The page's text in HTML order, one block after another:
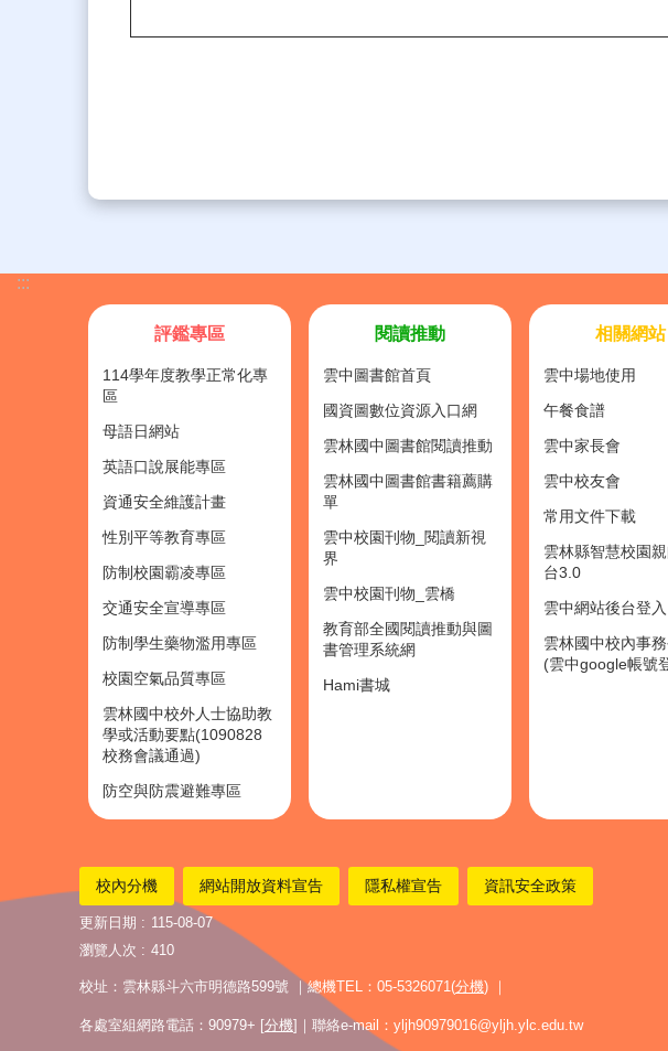
:::
評鑑專區
114學年度教學正常化專
區
母語日網站
英語口說展能專區
資通安全維護計畫
性別平等教育專區
防制校園霸凌專區
交通安全宣導專區
防制學生藥物濫用專區
校園空氣品質專區
雲林國中校外人士協助教
學或活動要點(1090828
校務會議通過)
防空與防震避難專區
閱讀推動
雲中圖書館首頁
國資圖數位資源入口網
雲林國中圖書館閱讀推動
雲林國中圖書館書籍薦購
單
雲中校園刊物_閱讀新視
界
雲中校園刊物_雲橋
教育部全國閱讀推動與圖
書管理系統網
Hami書城
相關網站
雲中場地使用
午餐食譜
雲中家長會
雲中校友會
常用文件下載
雲林縣智慧校園
台3.0
雲中網站後台登入
雲林國中校內事
(雲中google帳號
校內分機 網站開放資料宣告 隱私權宣告 資訊安全政策
更新日期
115-08-07
瀏覽人次
410
校址：雲林縣斗六市明德路599號 ｜總機TEL：05-5326071(分機) ｜
各處室組網路電話：90979+ [分機]｜聯絡e-mail：